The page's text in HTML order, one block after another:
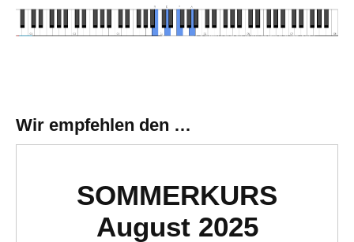
Wir empfehlen den …
SOMMERKURS
August 2025